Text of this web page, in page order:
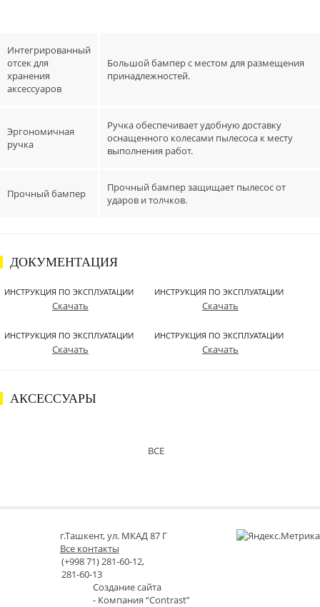
Интегрированный
отсек для
хранения
аксессуаров
Большой бампер с местом для размещения
принадлежностей.
Эргономичная
ручка
Ручка обеспечивает удобную доставку
оснащенного колесами пылесоса к месту
выполнения работ.
Прочный бампер
Прочный бампер защищает пылесос от
ударов и толчков.
ДОКУМЕНТАЦИЯ
ИНСТРУКЦИЯ ПО ЭКСПЛУАТАЦИИ
Скачать
ИНСТРУКЦИЯ ПО ЭКСПЛУАТАЦИИ
Скачать
ИНСТРУКЦИЯ ПО ЭКСПЛУАТАЦИИ
Скачать
ИНСТРУКЦИЯ ПО ЭКСПЛУАТАЦИИ
Скачать
АКСЕССУАРЫ
ВСЕ
г.Ташкент, ул. МКАД 87 Г
Все контакты
(+998 71) 281-60-12,
281-60-13
Создание сайта
- Компания “Contrast”